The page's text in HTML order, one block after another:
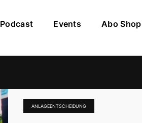
Podcast Events Abo Shop
ANLAGEENTSCHEIDUNG